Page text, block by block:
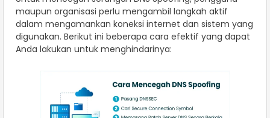
maupun organisasi perlu mengambil langkah aktif
dalam mengamankan koneksi internet dan sistem yang
digunakan. Berikut ini beberapa cara efektif yang dapat
Anda lakukan untuk menghindarinya: